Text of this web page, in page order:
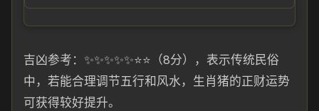
吉凶参考：✨✨✨✨✨⭐⭐（8分），表示传统民俗
中，若能合理调节五行和风水，生肖猪的正财运势
可获得较好提升。